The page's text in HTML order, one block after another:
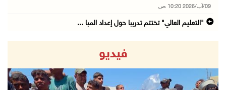
09/آب/2026 10:20 ص
"التعليم العالي" تختتم تدريبا حول إعداد المبا ...
وفاة شابة متأثرة بإصابتها جراء حادث سير قرب ج ...
09/آب/2026 10:02 ص
اعتقال مواطنين من بلدة سنجل شمال رام الله
فيديو